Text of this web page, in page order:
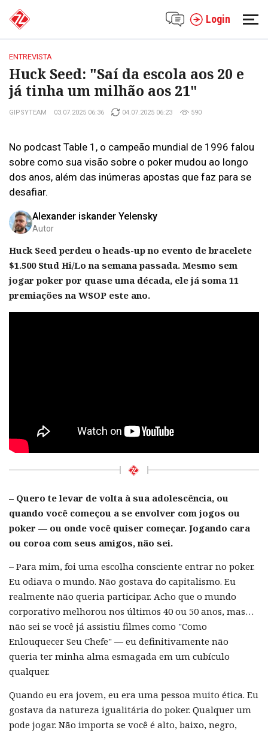
Login
ENTREVISTA
Huck Seed: "Saí da escola aos 20 e
já tinha um milhão aos 21"
GIPSYTEAM 03.07.2025 06:36 04.07.2025 06:23 590
No podcast Table 1, o campeão mundial de 1996 falou
sobre como sua visão sobre o poker mudou ao longo
dos anos, além das inúmeras apostas que faz para se
desafiar.
Alexander iskander Yelensky
Autor
Huck Seed perdeu o heads-up no evento de bracelete
$1.500 Stud Hi/Lo na semana passada. Mesmo sem
jogar poker por quase uma década, ele já soma 11
premiações na WSOP este ano.
– Quero te levar de volta à sua adolescência, ou
quando você começou a se envolver com jogos ou
poker — ou onde você quiser começar. Jogando cara
ou coroa com seus amigos, não sei.
– Para mim, foi uma escolha consciente entrar no poker.
Eu odiava o mundo. Não gostava do capitalismo. Eu
realmente não queria participar. Acho que o mundo
corporativo melhorou nos últimos 40 ou 50 anos, mas…
não sei se você já assistiu filmes como "Como
Enlouquecer Seu Chefe" — eu definitivamente não
queria ter minha alma esmagada em um cubículo
qualquer.
Quando eu era jovem, eu era uma pessoa muito ética. Eu
gostava da natureza igualitária do poker. Qualquer um
pode jogar. Não importa se você é alto, baixo, negro,